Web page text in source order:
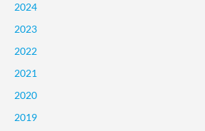
2024
2023
2022
2021
2020
2019